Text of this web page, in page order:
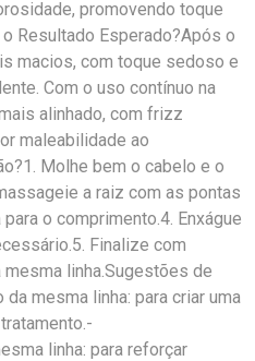
promovendo toque
Resultado Esperado?Após o
macios, com toque sedoso e
Com o uso contínuo na
alinhado, com frizz
maleabilidade ao
Molhe bem o cabelo e o
a raiz com as pontas
o comprimento.4. Enxágue
Finalize com
linha.Sugestões de
mesma linha: para criar uma
linha: para reforçar